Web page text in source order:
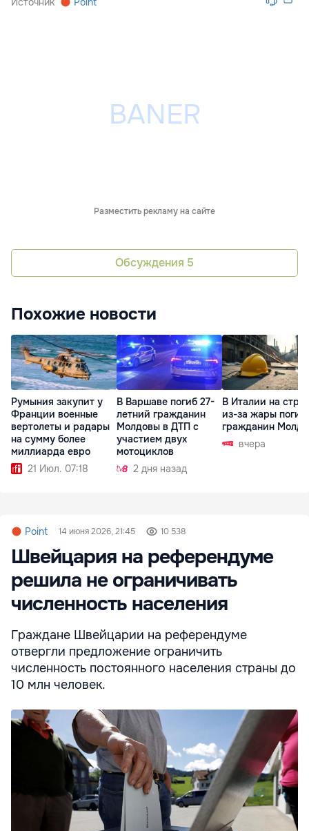
Разместить рекламу на сайте
Обсуждения 5
Похожие новости
Румыния закупит у
Франции военные
вертолеты и радары
на сумму более
миллиарда евро
21 Июл. 07:18
В Варшаве погиб 27-
летний гражданин
Молдовы в ДТП с
участием двух
мотоциклов
2 дня назад
В Италии на
из-за жары погиб
гражданин
вчера
Point 14 июня 2026, 21:45 10 538
Швейцария на референдуме
решила не ограничивать
численность населения
Граждане Швейцарии на референдуме
отвергли предложение ограничить
численность постоянного населения страны до
10 млн человек.